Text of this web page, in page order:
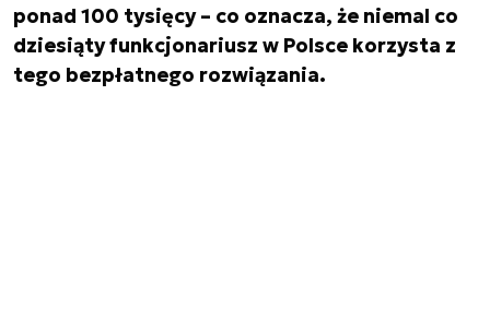
ponad 100 tysięcy – co oznacza, że niemal co
dziesiąty funkcjonariusz w Polsce korzysta z
tego bezpłatnego rozwiązania.